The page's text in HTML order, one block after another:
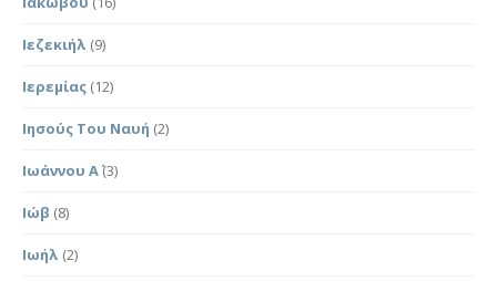
Ιεζεκιήλ (9)
Ιερεμίας (12)
Ιησούς Του Ναυή (2)
Ιωάννου Α΄(3)
Ιώβ (8)
Ιωήλ (2)